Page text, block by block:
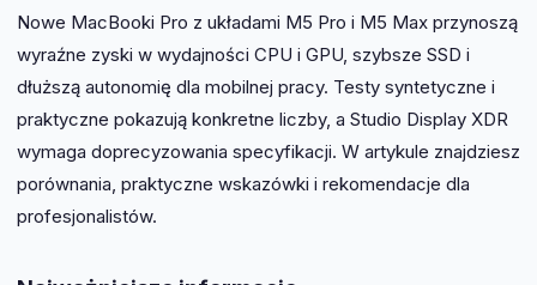
Nowe MacBooki Pro z układami M5 Pro i M5 Max przynoszą
wyraźne zyski w wydajności CPU i GPU, szybsze SSD i
dłuższą autonomię dla mobilnej pracy. Testy syntetyczne i
praktyczne pokazują konkretne liczby, a Studio Display XDR
wymaga doprecyzowania specyfikacji. W artykule znajdziesz
porównania, praktyczne wskazówki i rekomendacje dla
profesjonalistów.